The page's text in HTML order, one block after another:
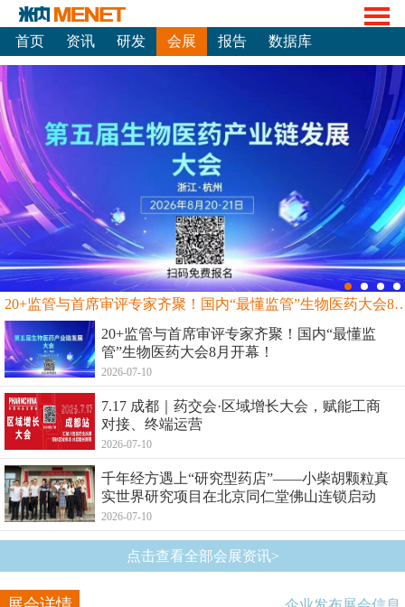
首页 资讯 研发 会展 报告 数据库
20+监管与首席审评专家齐聚！国内“最
20+监管与首席审评专家齐聚！国内“最懂监
管”生物医药大会8月开幕！
2026-07-10
7.17 成都｜药交会·区域增长大会，赋能工商
对接、终端运营
2026-07-10
千年经方遇上“研究型药店”——小柴胡颗粒真
实世界研究项目在北京同仁堂佛山连锁启动
2026-07-10
点击查看全部会展资讯>